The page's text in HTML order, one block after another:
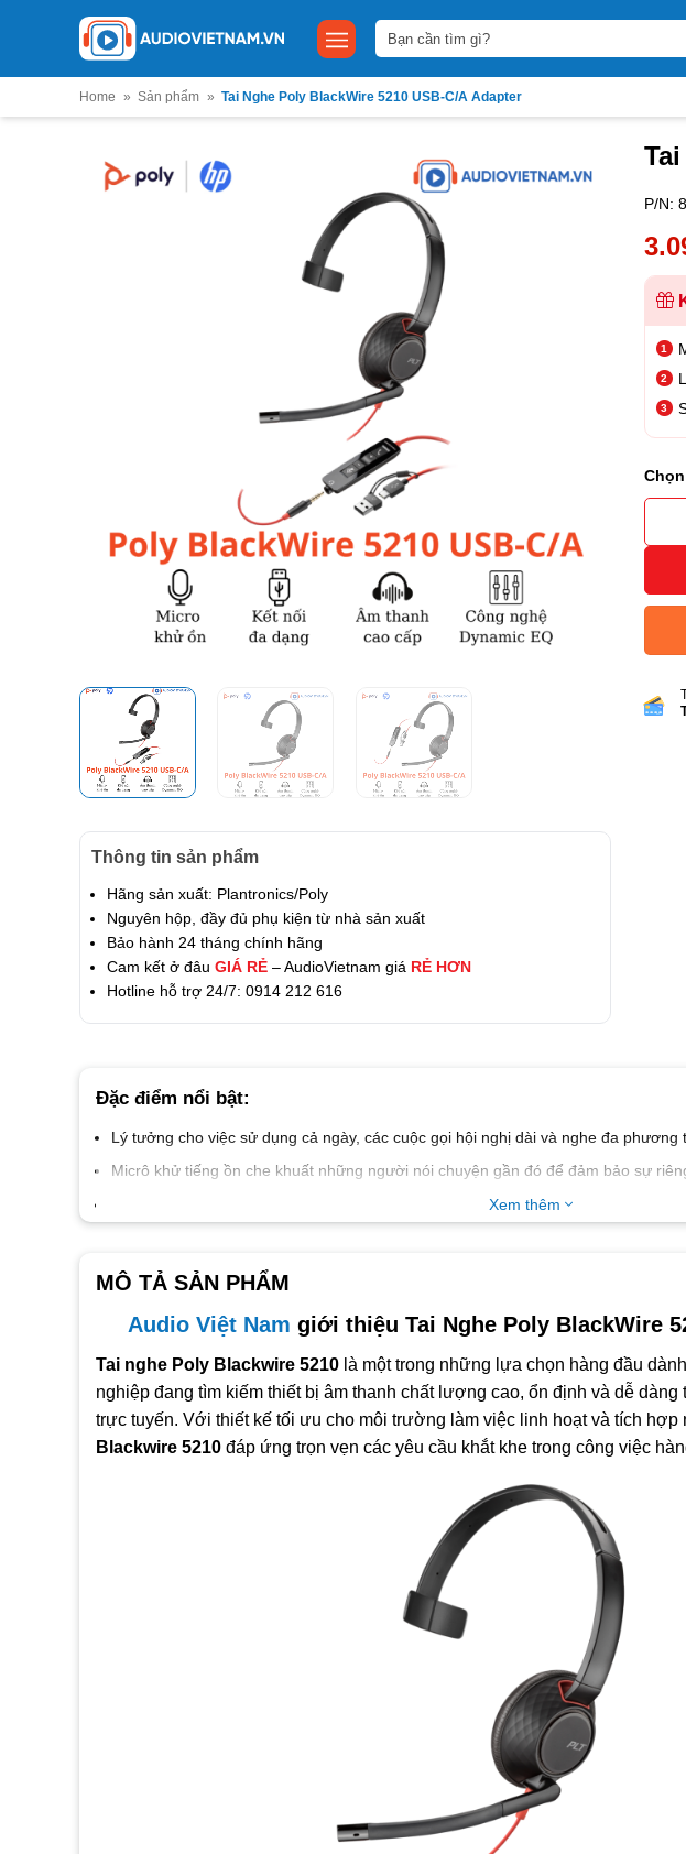
Tìm
kiếm:
Home » Sản phẩm » Tai Nghe Poly BlackWire 5210 USB-C/A Adapter
Thông tin sản phẩm
Hãng sản xuất: Plantronics/Poly
Nguyên hộp, đầy đủ phụ kiện từ nhà sản xuất
Bảo hành 24 tháng chính hãng
Cam kết ở đâu GIÁ RẺ – AudioVietnam giá RẺ HƠN
Hotline hỗ trợ 24/7: 0914 212 616
P/N:
Giá
là:
Giá
tại
là:
Đặc điểm nổi bật:
Lý tưởng cho việc sử dụng cả ngày, các cuộc gọi hội nghị dài và nghe đa phương
Micrô khử tiếng ồn che khuất những người nói chuyện gần đó để đảm bảo sự
Âm thanh băng thông rộng PC với micrô khử tiếng ồn cho điện thoại PC chất lượng
Xem thêm
MÔ TẢ SẢN PHẨM
Audio Việt Nam giới thiệu Tai Nghe Poly BlackWire
Tai nghe Poly Blackwire 5210 là một trong những lựa chọn hàng đầu
nghiệp đang tìm kiếm thiết bị âm thanh chất lượng cao, ổn định và dễ
trực tuyến. Với thiết kế tối ưu cho môi trường làm việc linh hoạt và tích hợp
Blackwire 5210 đáp ứng trọn vẹn các yêu cầu khắt khe trong công việc